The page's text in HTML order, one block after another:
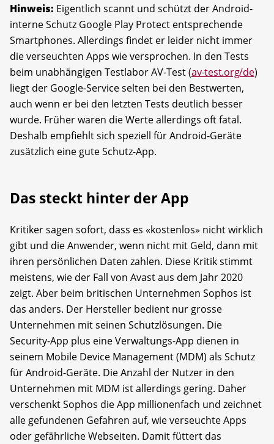
Hinweis: Eigentlich scannt und schützt der Android-
interne Schutz Google Play Protect entsprechende
Smartphones. Allerdings findet er leider nicht immer
die verseuchten Apps wie versprochen. In den Tests
beim unabhängigen Testlabor AV-Test (av-test.org/de)
liegt der Google-Service selten bei den Bestwerten,
auch wenn er bei den letzten Tests deutlich besser
wurde. Früher waren die Werte allerdings oft fatal.
Deshalb empfiehlt sich speziell für Android-Geräte
zusätzlich eine gute Schutz-App.
Das steckt hinter der App
Kritiker sagen sofort, dass es «kostenlos» nicht wirklich
gibt und die Anwender, wenn nicht mit Geld, dann mit
ihren persönlichen Daten zahlen. Diese Kritik stimmt
meistens, wie der Fall von Avast aus dem Jahr 2020
zeigt. Aber beim britischen Unternehmen Sophos ist
das anders. Der Hersteller bedient nur grosse
Unternehmen mit seinen Schutzlösungen. Die
Security-App plus eine Verwaltungs-App dienen in
seinem Mobile Device Management (MDM) als Schutz
für Android-Geräte. Die Anzahl der Nutzer in den
Unternehmen mit MDM ist allerdings gering. Daher
verschenkt Sophos die App millionenfach und zeichnet
alle gefundenen Gefahren auf, wie verseuchte Apps
oder gefährliche Webseiten. Damit füttert das